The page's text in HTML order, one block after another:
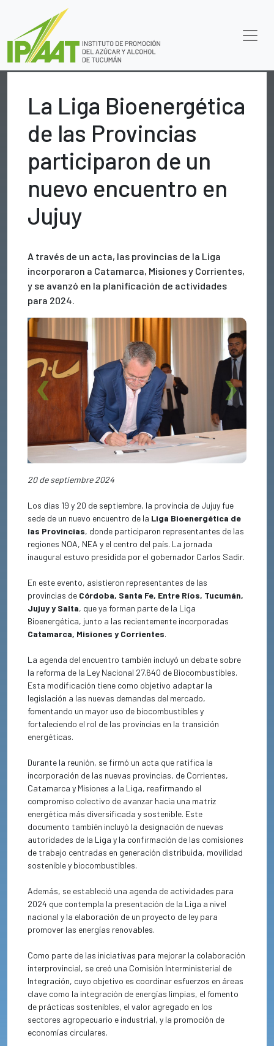
La Liga Bioenergética
de las Provincias
participaron de un
nuevo encuentro en
Jujuy
A través de un acta, las provincias de la Liga
incorporaron a Catamarca, Misiones y Corrientes,
y se avanzó en la planificación de actividades
para 2024.
Previous Next
20 de septiembre 2024
Los días 19 y 20 de septiembre, la provincia de Jujuy fue
sede de un nuevo encuentro de la Liga Bioenergética de
las Provincias, donde participaron representantes de las
regiones NOA, NEA y el centro del país. La jornada
inaugural estuvo presidida por el gobernador Carlos Sadir.
En este evento, asistieron representantes de las
provincias de Córdoba, Santa Fe, Entre Ríos, Tucumán,
Jujuy y Salta, que ya forman parte de la Liga
Bioenergética, junto a las recientemente incorporadas
Catamarca, Misiones y Corrientes.
La agenda del encuentro también incluyó un debate sobre
la reforma de la Ley Nacional 27.640 de Biocombustibles.
Esta modificación tiene como objetivo adaptar la
legislación a las nuevas demandas del mercado,
fomentando un mayor uso de biocombustibles y
fortaleciendo el rol de las provincias en la transición
energéticas.
Durante la reunión, se firmó un acta que ratifica la
incorporación de las nuevas provincias, de Corrientes,
Catamarca y Misiones a la Liga, reafirmando el
compromiso colectivo de avanzar hacia una matriz
energética más diversificada y sostenible. Este
documento también incluyó la designación de nuevas
autoridades de la Liga y la confirmación de las comisiones
de trabajo centradas en generación distribuida, movilidad
sostenible y biocombustibles.
Además, se estableció una agenda de actividades para
2024 que contempla la presentación de la Liga a nivel
nacional y la elaboración de un proyecto de ley para
promover las energías renovables.
Como parte de las iniciativas para mejorar la colaboración
interprovincial, se creó una Comisión Interministerial de
Integración, cuyo objetivo es coordinar esfuerzos en áreas
clave como la integración de energías limpias, el fomento
de prácticas sostenibles, el valor agregado en los
sectores agropecuario e industrial, y la promoción de
economías circulares.